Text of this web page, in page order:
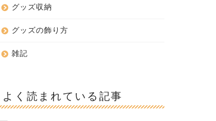
グッズ収納
グッズの飾り方
雑記
よく読まれている記事